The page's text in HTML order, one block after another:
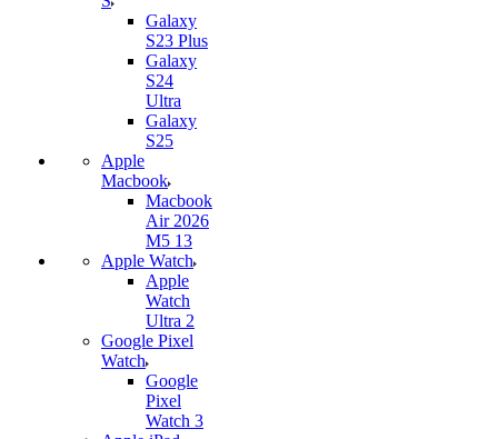
Galaxy
S23 Plus
Galaxy
S24
Ultra
Galaxy
S25
Apple
Macbook
Macbook
Air 2026
M5 13
Apple Watch
Apple
Watch
Ultra 2
Google Pixel
Watch
Google
Pixel
Watch 3